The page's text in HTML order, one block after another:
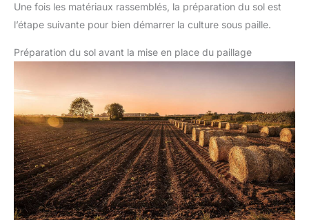
Une fois les matériaux rassemblés, la préparation du sol est
l’étape suivante pour bien démarrer la culture sous paille.
Préparation du sol avant la mise en place du paillage